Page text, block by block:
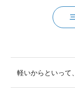
軽いからといって